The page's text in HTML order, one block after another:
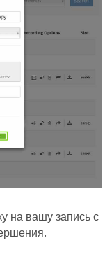
на вашу запись с